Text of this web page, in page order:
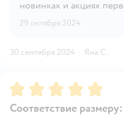
новинках и акциях
29 октября 2024
30 сентября 2024 · Яна С.
Рейтинг:5
Соответствие размеру: